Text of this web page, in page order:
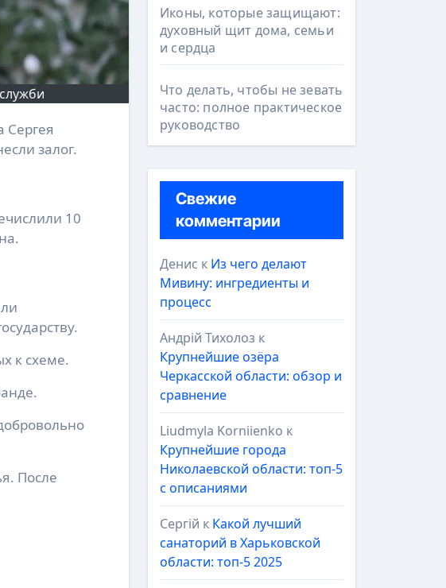
залог.
10
к схеме.
После
Иконы, которые защищают:
духовный щит дома, семьи
и сердца
Что делать, чтобы не зевать
часто: полное практическое
руководство
Свежие
комментарии
Денис к Из чего делают
Мивину: ингредиенты и
процесс
Андрій Тихолоз к
Крупнейшие озёра
Черкасской области: обзор и
сравнение
Liudmyla Korniienko к
Крупнейшие города
Николаевской области: топ-5
с описаниями
Сергій к Какой лучший
санаторий в Харьковской
области: топ-5 2025